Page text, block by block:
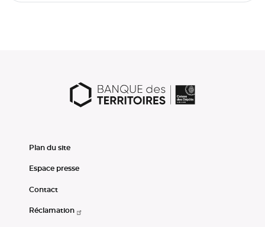
Plan du site
Espace presse
Contact
Réclamation